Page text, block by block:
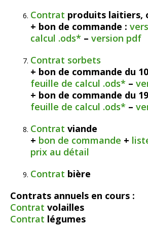
Contrat produits laitiers,
+ bon de commande :
calcul .ods* – version pdf
Contrat sorbets
+ bon de commande du
feuille de calcul .ods* –
+ bon de commande du
feuille de calcul .ods* –
Contrat viande
+ bon de commande +
prix au détail
Contrat bière
Contrats annuels en cours :
Contrat volailles
Contrat légumes